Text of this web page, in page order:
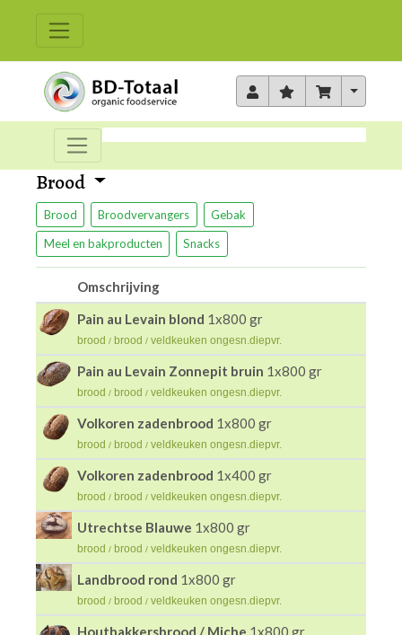
Toggle
Brood
Brood Broodvervangers Gebak
Meel en bakproducten Snacks
Omschrijving
Pain au Levain blond 1x800 gr
brood / brood / veldkeuken ongesn.diepvr.
Pain au Levain Zonnepit bruin 1x800 gr
brood / brood / veldkeuken ongesn.diepvr.
Volkoren zadenbrood 1x800 gr
brood / brood / veldkeuken ongesn.diepvr.
Volkoren zadenbrood 1x400 gr
brood / brood / veldkeuken ongesn.diepvr.
Utrechtse Blauwe 1x800 gr
brood / brood / veldkeuken ongesn.diepvr.
Landbrood rond 1x800 gr
brood / brood / veldkeuken ongesn.diepvr.
Houthakkersbrood / Miche 1x800 gr